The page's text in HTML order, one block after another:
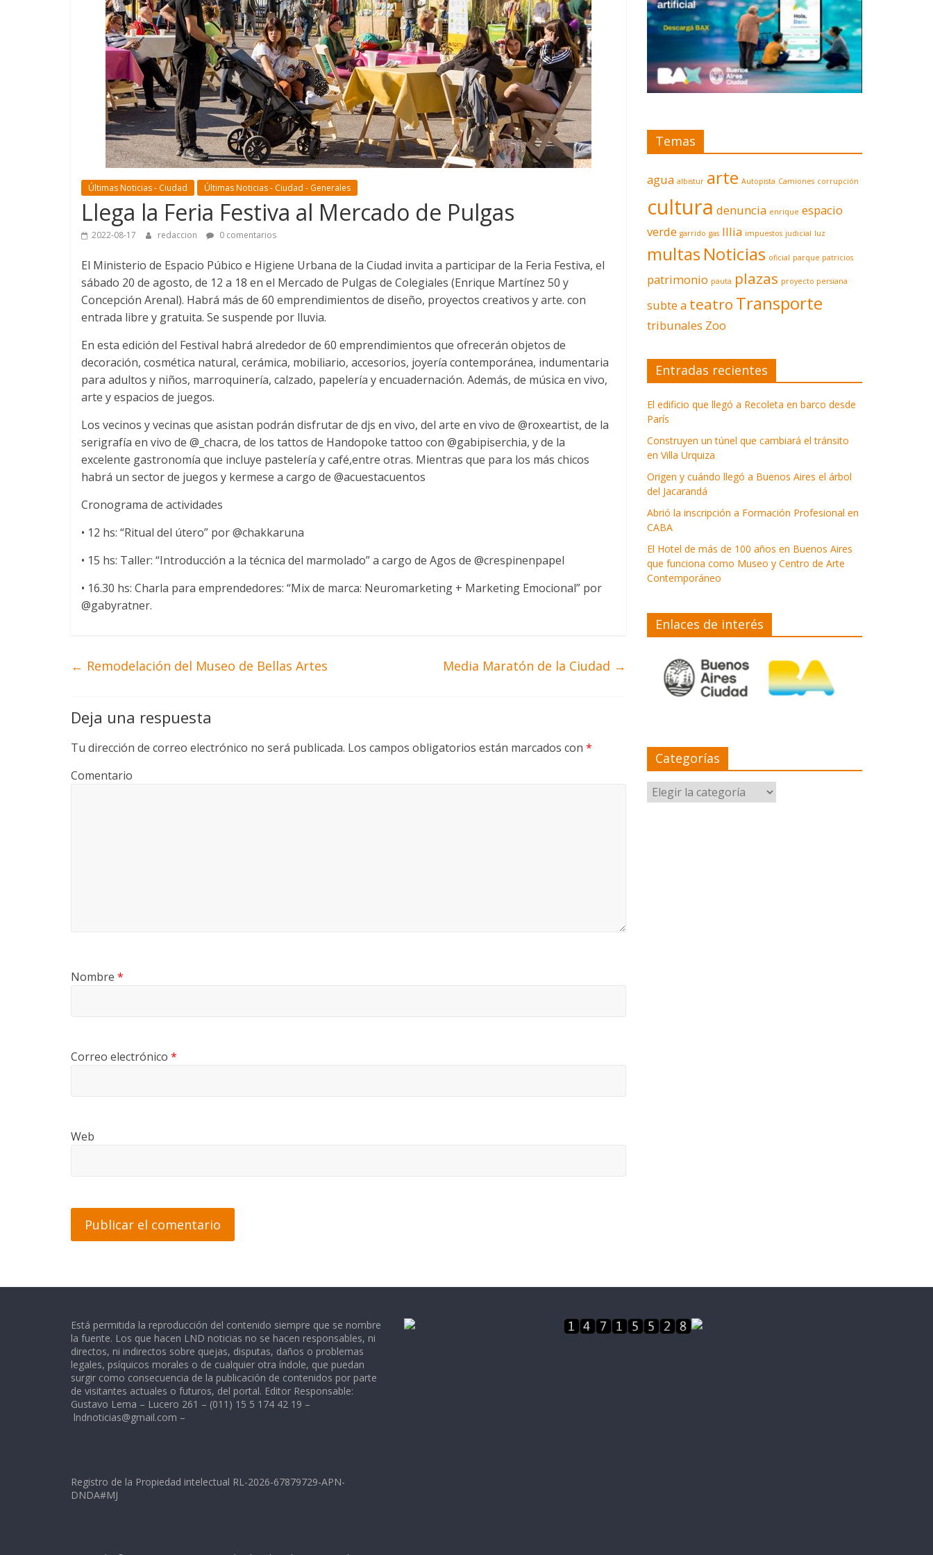
Últimas Noticias - Ciudad Últimas Noticias - Ciudad - Generales
Llega la Feria Festiva al Mercado de Pulgas
2022-08-17 redaccion 0 comentarios
El Ministerio de Espacio Púbico e Higiene Urbana de la Ciudad invita a participar de la Feria Festiva, el
sábado 20 de agosto, de 12 a 18 en el Mercado de Pulgas de Colegiales (Enrique Martínez 50 y
Concepción Arenal). Habrá más de 60 emprendimientos de diseño, proyectos creativos y arte. con
entrada libre y gratuita. Se suspende por lluvia.
En esta edición del Festival habrá alrededor de 60 emprendimientos que ofrecerán objetos de
decoración, cosmética natural, cerámica, mobiliario, accesorios, joyería contemporánea, indumentaria
para adultos y niños, marroquinería, calzado, papelería y encuadernación. Además, de música en vivo,
arte y espacios de juegos.
Los vecinos y vecinas que asistan podrán disfrutar de djs en vivo, del arte en vivo de @roxeartist, de la
serigrafía en vivo de @_chacra, de los tattos de Handopoke tattoo con @gabipiserchia, y de la
excelente gastronomía que incluye pastelería y café,entre otras. Mientras que para los más chicos
habrá un sector de juegos y kermese a cargo de @acuestacuentos
Cronograma de actividades
• 12 hs: “Ritual del útero” por @chakkaruna
• 15 hs: Taller: “Introducción a la técnica del marmolado” a cargo de Agos de @crespinenpapel
• 16.30 hs: Charla para emprendedores: “Mix de marca: Neuromarketing + Marketing Emocional” por
@gabyratner.
← Remodelación del Museo de Bellas Artes Media Maratón de la Ciudad →
Deja una respuesta
Tu dirección de correo electrónico no será publicada. Los campos obligatorios están marcados con *
Comentario
Nombre *
Correo electrónico *
Web
Temas
agua albistur arte Autopista Camiones corrupción
cultura denuncia enrique espacio
verde garrido gas Illia impuestos judicial luz
multas Noticias oficial parque patricios
patrimonio pauta plazas proyecto persiana
subte a teatro Transporte
tribunales Zoo
Entradas recientes
El edificio que llegó a Recoleta en barco desde
París
Construyen un túnel que cambiará el tránsito
en Villa Urquiza
Origen y cuándo llegó a Buenos Aires el árbol
del Jacarandá
Abrió la inscripción a Formación Profesional en
CABA
El Hotel de más de 100 años en Buenos Aires
que funciona como Museo y Centro de Arte
Contemporáneo
Enlaces de interés
Categorías
Categorías
Está permitida la reproducción del contenido siempre que se nombre
la fuente. Los que hacen LND noticias no se hacen responsables, ni
directos, ni indirectos sobre quejas, disputas, daños o problemas
legales, psíquicos morales o de cualquier otra índole, que puedan
surgir como consecuencia de la publicación de contenidos por parte
de visitantes actuales o futuros, del portal. Editor Responsable:
Gustavo Lema – Lucero 261 – (011) 15 5 174 42 19 –
lndnoticias@gmail.com –
Registro de la Propiedad intelectual RL-2026-67879729-APN-
DNDA#MJ